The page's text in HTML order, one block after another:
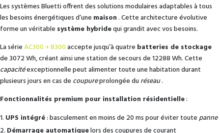
Les systèmes Bluetti offrent des solutions modulaires adaptables à tous
les besoins énergétiques d’une maison. Cette architecture évolutive
forme un véritable système hybridequi grandit avec vos besoins.
La sérieAC300 + B300accepte jusqu’à quatre batteries de stockage
de 3072 Wh, créant ainsi une station de secours de 12288 Wh. Cette
capacitéexceptionnelle peut alimenter toute une habitation durant
plusieurs jours en cas de coupureprolongée duréseau.
Fonctionnalités premium pour installation résidentielle:
UPS intégré: basculement en moins de 20 ms pour éviter toutepanne
Démarrage automatiquelors des coupures de courant